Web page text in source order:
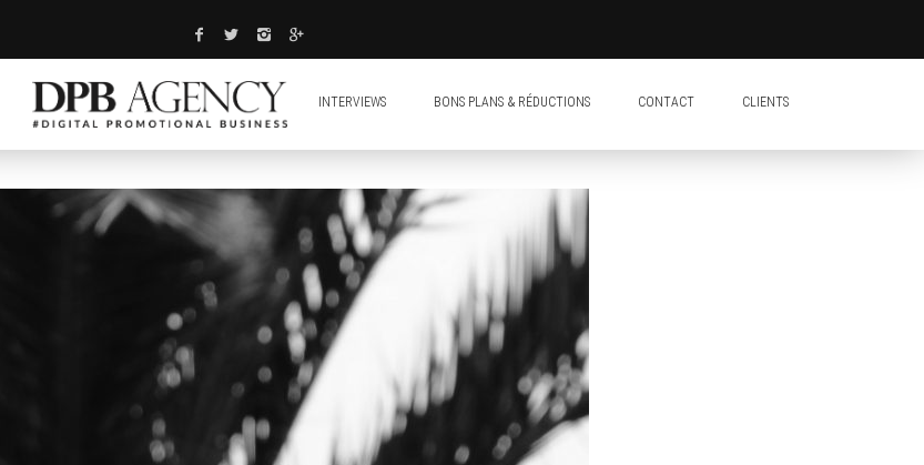
INTERVIEWS BONS PLANS & RÉDUCTIONS CONTACT CLIENTS